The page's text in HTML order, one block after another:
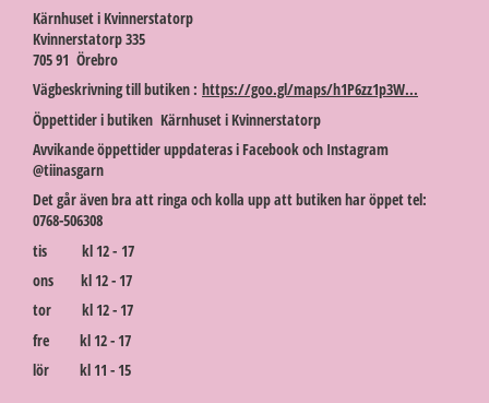
Kärnhuset i Kvinnerstatorp
Kvinnerstatorp 335
705 91 Örebro
Vägbeskrivning till butiken : https://goo.gl/maps/h1P6zz1p3W...
Öppettider i butiken Kärnhuset i Kvinnerstatorp
Avvikande öppettider uppdateras i Facebook och Instagram
@tiinasgarn
Det går även bra att ringa och kolla upp att butiken har öppet tel:
0768-506308
tis kl 12 - 17
ons kl 12 - 17
tor kl 12 - 17
fre kl 12 - 17
lör kl 11 - 15